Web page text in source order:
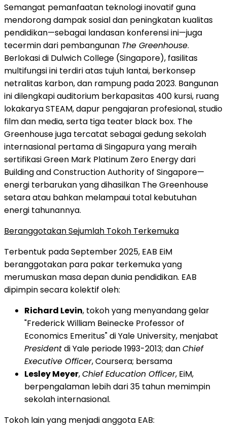
Semangat pemanfaatan teknologi inovatif guna
mendorong dampak sosial dan peningkatan kualitas
pendidikan—sebagai landasan konferensi ini—juga
tecermin dari pembangunan The Greenhouse.
Berlokasi di Dulwich College (Singapore), fasilitas
multifungsi ini terdiri atas tujuh lantai, berkonsep
netralitas karbon, dan rampung pada 2023. Bangunan
ini dilengkapi auditorium berkapasitas 400 kursi, ruang
lokakarya STEAM, dapur pengajaran profesional, studio
film dan media, serta tiga teater black box. The
Greenhouse juga tercatat sebagai gedung sekolah
internasional pertama di Singapura yang meraih
sertifikasi Green Mark Platinum Zero Energy dari
Building and Construction Authority of Singapore—
energi terbarukan yang dihasilkan The Greenhouse
setara atau bahkan melampaui total kebutuhan
energi tahunannya.
Beranggotakan Sejumlah Tokoh Terkemuka
Terbentuk pada September 2025, EAB EiM
beranggotakan para pakar terkemuka yang
merumuskan masa depan dunia pendidikan. EAB
dipimpin secara kolektif oleh:
Richard Levin, tokoh yang menyandang gelar
"Frederick William Beinecke Professor of
Economics Emeritus" di Yale University, menjabat
Presidentdi Yale periode 1993-2013; danChief
Executive Officer, Coursera; bersama
Lesley Meyer,Chief Education Officer, EiM,
berpengalaman lebih dari 35 tahun memimpin
sekolah internasional.
Tokoh lain yang menjadi anggota EAB: